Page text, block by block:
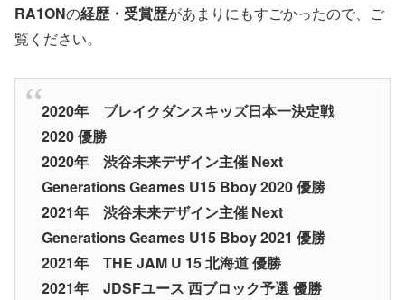
RA1ONの経歴・受賞歴があまりにもすごかったので、ご
覧ください。
2020年 ブレイクダンスキッズ日本一決定戦
2020 優勝
2020年 渋谷未来デザイン主催 Next
Generations Geames U15 Bboy 2020 優勝
2021年 渋谷未来デザイン主催 Next
Generations Geames U15 Bboy 2021 優勝
2021年 THE JAM U 15 北海道 優勝
2021年 JDSFユース 西ブロック予選 優勝